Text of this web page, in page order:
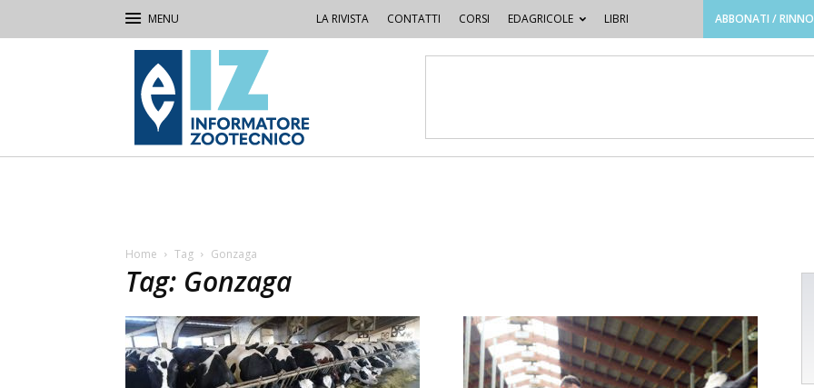
LA RIVISTA CONTATTI CORSI EDAGRICOLE LIBRI ABBONATI /
IZ
Informatore
Zootecnico
Home Tag Gonzaga
Tag: Gonzaga